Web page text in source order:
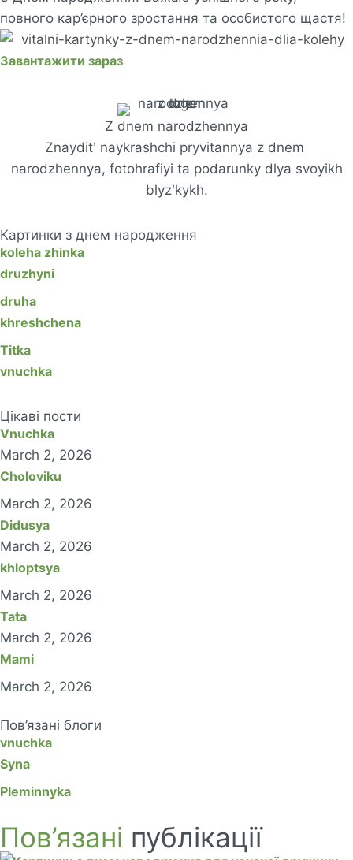
повного кар’єрного зростання та особистого щастя!
Завантажити зараз
Z dnem ​​narodzhennya
Znayditʹ naykrashchi pryvitannya z dnem ​​
narodzhennya, fotohrafiyi ta podarunky dlya svoyikh
blyzʹkykh.
Картинки з днем ​​народження
koleha zhinka
druzhyni
druha
khreshchena
Titka
vnuchka
Цікаві пости
Vnuchka
March 2, 2026
Choloviku
March 2, 2026
Didusya
March 2, 2026
khloptsya
March 2, 2026
Tata
March 2, 2026
Mami
March 2, 2026
Пов’язані блоги
vnuchka
Syna
Pleminnyka
Пов’язані публікації